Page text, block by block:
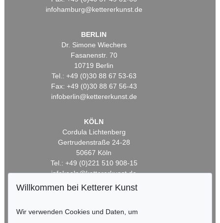
infohamburg@kettererkunst.de
BERLIN
Dr. Simone Wiechers
Fasanenstr. 70
10719 Berlin
Tel.: +49 (0)30 88 67 53-63
Fax: +49 (0)30 88 67 56-43
infoberlin@kettererkunst.de
KÖLN
Cordula Lichtenberg
Gertrudenstraße 24-28
50667 Köln
Tel.: +49 (0)221 510 908-15
infokoeln@kettererkunst.de
HESSEN
Willkommen bei Ketterer Kunst
Wir verwenden Cookies und Daten, um